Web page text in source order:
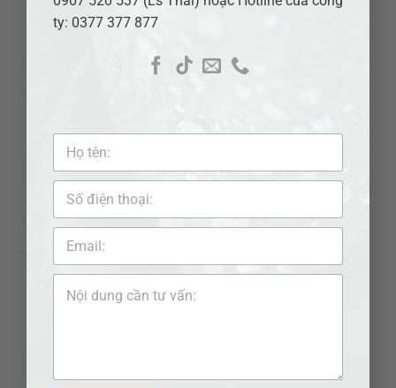
ty: 0377 377 877